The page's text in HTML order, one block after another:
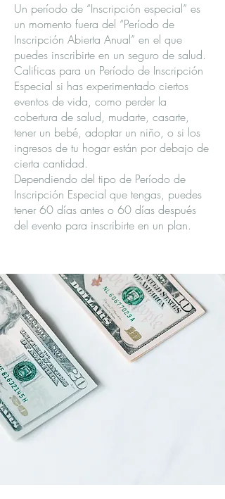
Un período de “Inscripción especial” es
un momento fuera del “Período de
Inscripción Abierta Anual” en el que
puedes inscribirte en un seguro de salud.
Calificas para un Período de Inscripción
Especial si has experimentado ciertos
eventos de vida, como perder la
cobertura de salud, mudarte, casarte,
tener un bebé, adoptar un niño, o si los
ingresos de tu hogar están por debajo de
cierta cantidad.
Dependiendo del tipo de Período de
Inscripción Especial que tengas, puedes
tener 60 días antes o 60 días después
del evento para inscribirte en un plan.